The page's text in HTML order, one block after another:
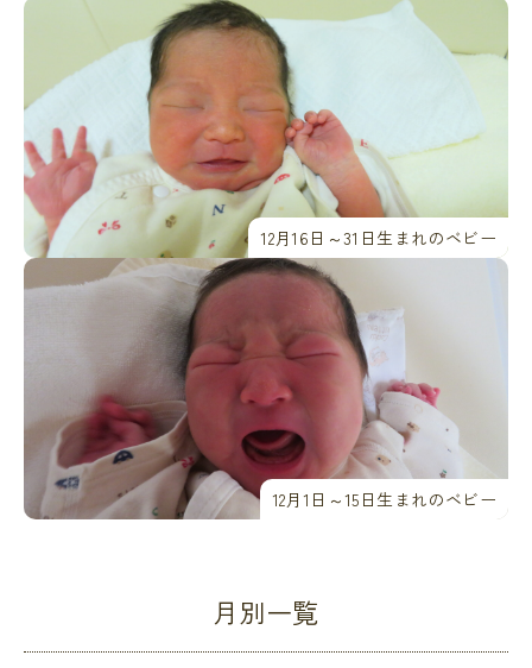
12月16日～31日生まれのベビー
12月1日～15日生まれのベビー
月別一覧